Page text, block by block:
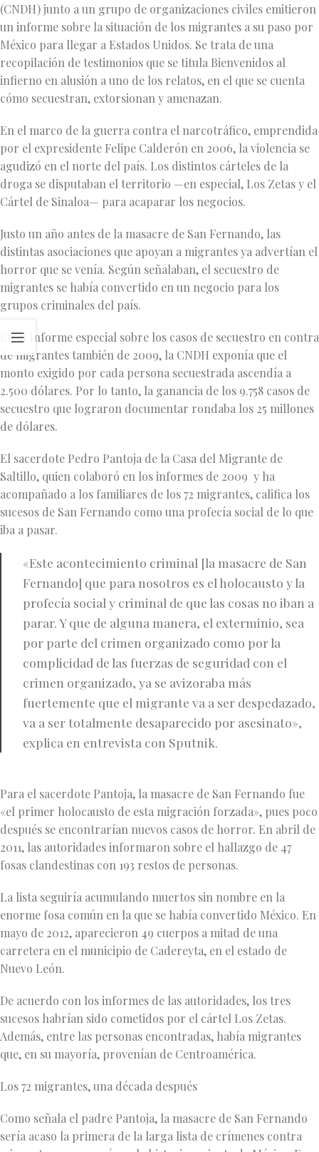
(CNDH) junto a un grupo de organizaciones civiles emitieron
un informe sobre la situación de los migrantes a su paso por
México para llegar a Estados Unidos. Se trata de una
recopilación de testimonios que se titula Bienvenidos al
infierno en alusión a uno de los relatos, en el que se cuenta
cómo secuestran, extorsionan y amenazan.
En el marco de la guerra contra el narcotráfico, emprendida
por el expresidente Felipe Calderón en 2006, la violencia se
agudizó en el norte del país. Los distintos cárteles de la
droga se disputaban el territorio —en especial, Los Zetas y el
Cártel de Sinaloa— para acaparar los negocios.
Justo un año antes de la masacre de San Fernando, las
distintas asociaciones que apoyan a migrantes ya advertían el
horror que se venía. Según señalaban, el secuestro de
migrantes se había convertido en un negocio para los
grupos criminales del país.
En el Informe especial sobre los casos de secuestro en contra
de migrantes también de 2009, la CNDH exponía que el
monto exigido por cada persona secuestrada ascendía a
2.500 dólares. Por lo tanto, la ganancia de los 9.758 casos de
secuestro que lograron documentar rondaba los 25 millones
de dólares.
El sacerdote Pedro Pantoja de la Casa del Migrante de
Saltillo, quien colaboró en los informes de 2009 y ha
acompañado a los familiares de los 72 migrantes, califica los
sucesos de San Fernando como una profecía social de lo que
iba a pasar.
«Este acontecimiento criminal [la masacre de San
Fernando] que para nosotros es el holocausto y la
profecía social y criminal de que las cosas no iban a
parar. Y que de alguna manera, el exterminio, sea
por parte del crimen organizado como por la
complicidad de las fuerzas de seguridad con el
crimen organizado, ya se avizoraba más
fuertemente que el migrante va a ser despedazado,
va a ser totalmente desaparecido por asesinato»,
explica en entrevista con Sputnik.
Para el sacerdote Pantoja, la masacre de San Fernando fue
«el primer holocausto de esta migración forzada», pues poco
después se encontrarían nuevos casos de horror. En abril de
2011, las autoridades informaron sobre el hallazgo de 47
fosas clandestinas con 193 restos de personas.
La lista seguiría acumulando muertos sin nombre en la
enorme fosa común en la que se había convertido México. En
mayo de 2012, aparecieron 49 cuerpos a mitad de una
carretera en el municipio de Cadereyta, en el estado de
Nuevo León.
De acuerdo con los informes de las autoridades, los tres
sucesos habrían sido cometidos por el cártel Los Zetas.
Además, entre las personas encontradas, había migrantes
que, en su mayoría, provenían de Centroamérica.
Los 72 migrantes, una década después
Como señala el padre Pantoja, la masacre de San Fernando
sería acaso la primera de la larga lista de crímenes contra